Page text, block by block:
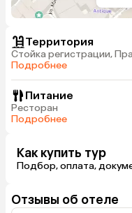
Территория
Стойка регистрации,
Подробнее
Питание
Ресторан
Подробнее
Как купить тур
Подбор, оплата,
Отзывы об отеле